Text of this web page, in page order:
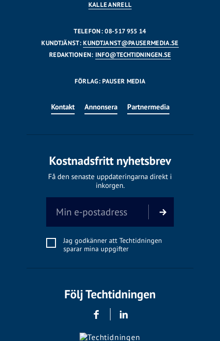
KALLE ANRELL
TELEFON: 08-517 955 14
KUNDTJÄNST:KUNDTJANST@PAUSERMEDIA.SE
REDAKTIONEN: INFO@TECHTIDNINGEN.SE
FÖRLAG: PAUSER MEDIA
Kontakt Annonsera Partnermedia
Kostnadsfritt nyhetsbrev
Få den senaste uppdateringarna direkt i
inkorgen.
Jag godkänner att Techtidningen
sparar mina uppgifter
Följ Techtidningen